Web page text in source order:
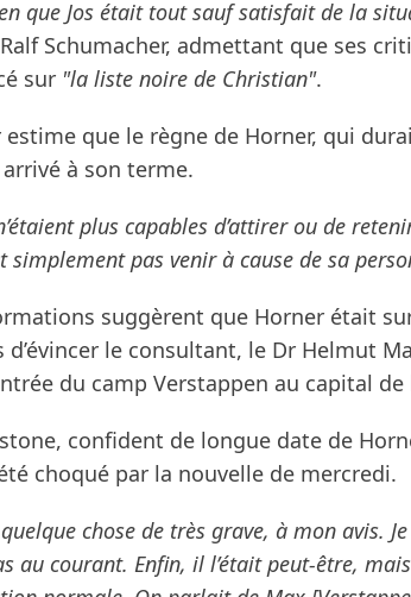
que Jos était tout sauf satisfait de la
Schumacher, admettant que ses
sur "la liste noire de Christian".
estime que le règne de Horner, qui
à son terme.
plus capables d’attirer ou de
simplement pas venir à cause de sa
suggèrent que Horner était
d’évincer le consultant, le Dr Helmut
du camp Verstappen au capital de
confident de longue date de
choqué par la nouvelle de mercredi.
chose de très grave, à mon avis.
au courant. Enfin, il l’était peut-être,